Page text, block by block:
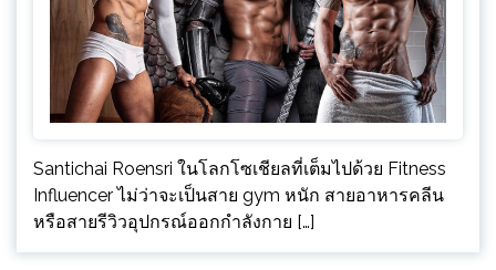
Santichai Roensri ในโลกโซเชียลที่เต็มไปด้วย Fitness
Influencer ไม่ว่าจะเป็นสาย gym หนัก สายอาหารคลีน
หรือสายรีวิวอุปกรณ์ออกกำลังกาย […]